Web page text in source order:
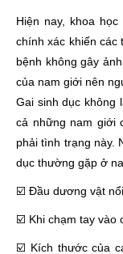
Hiện nay, khoa
chính xác khiến các
bệnh không gây
của nam giới nên
Gai sinh dục không
cả những nam giới
phải tình trạng này.
dục thường gặp ở
☑️ Đầu dương vật
☑️ Khi chạm tay vào
☑️ Kích thước của